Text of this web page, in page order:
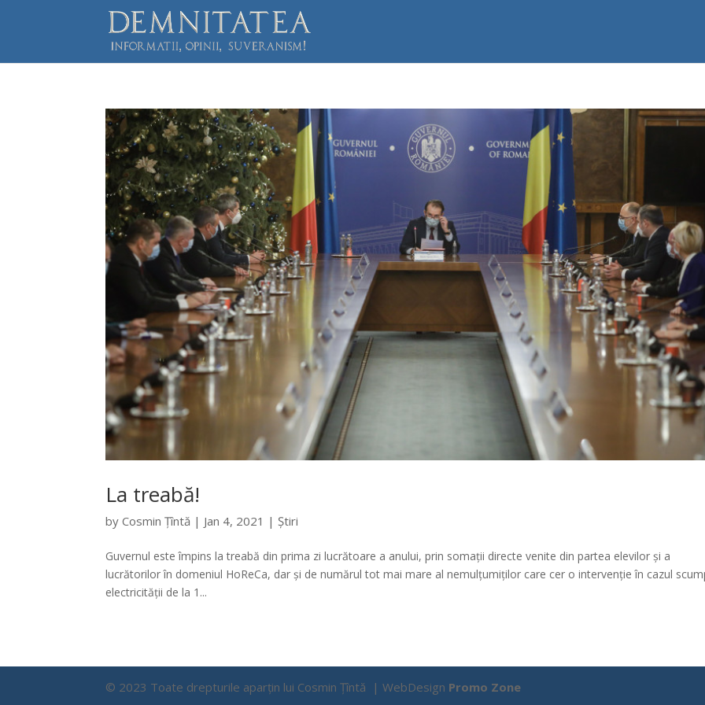
La treabă!
byCosmin Țîntă | Jan 4, 2021 | Știri
Guvernul este împins la treabă din prima zi lucrătoare a anului, prin somații directe venite din partea elevilor și a
lucrătorilor în domeniul HoReCa, dar și de numărul tot mai mare al nemulțumiților care cer o intervenție în cazul
electricității de la 1...
© 2023 Toate drepturile aparțin lui Cosmin Țîntă | WebDesign Promo Zone